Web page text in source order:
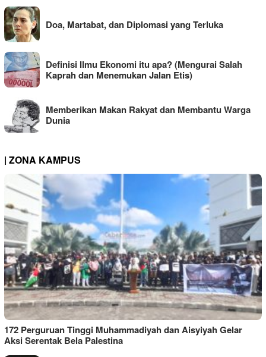
Doa, Martabat, dan Diplomasi yang Terluka
Definisi Ilmu Ekonomi itu apa? (Mengurai Salah
Kaprah dan Menemukan Jalan Etis)
Memberikan Makan Rakyat dan Membantu Warga
Dunia
| ZONA KAMPUS
172 Perguruan Tinggi Muhammadiyah dan Aisyiyah Gelar
Aksi Serentak Bela Palestina